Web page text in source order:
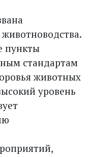
пункты
стандартам
животных
уровень